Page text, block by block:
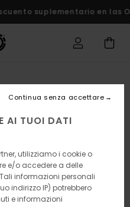
suplementario en
AI TUOI DATI
utilizziamo i cookie o
e/o accedere a delle
informazioni personali
indirizzo IP) potrebbero
e informazioni
Continua senza accettare